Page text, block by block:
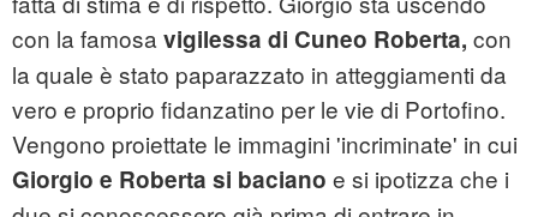
con la famosa vigilessa di Cuneo Roberta, con
la quale è stato paparazzato in atteggiamenti da
vero e proprio fidanzatino per le vie di Portofino.
Vengono proiettate le immagini 'incriminate' in cui
Giorgio e Roberta si baciano e si ipotizza che i